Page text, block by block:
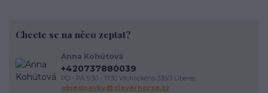
Chcete se na něco zeptat?
Anna Kohútová
+420737880039
PO - PÁ 9.30 - 17.30 Vrchlického 338/3 Liberec
objednavky@cleverhorse.cz